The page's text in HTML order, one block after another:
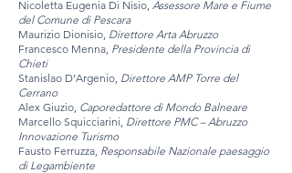
Nicoletta Eugenia Di Nisio, Assessore Mare e Fiume
del Comune di Pescara
Maurizio Dionisio, Direttore Arta Abruzzo
Francesco Menna, Presidente della Provincia di
Chieti
Stanislao D’Argenio, Direttore AMP Torre del
Cerrano
Alex Giuzio, Caporedattore di Mondo Balneare
Marcello Squicciarini, Direttore PMC – Abruzzo
Innovazione Turismo
Fausto Ferruzza, Responsabile Nazionale paesaggio
di Legambiente